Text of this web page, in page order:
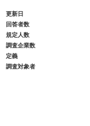
更新日
回答者数
規定人数
調査企業数
定義
調査対象者